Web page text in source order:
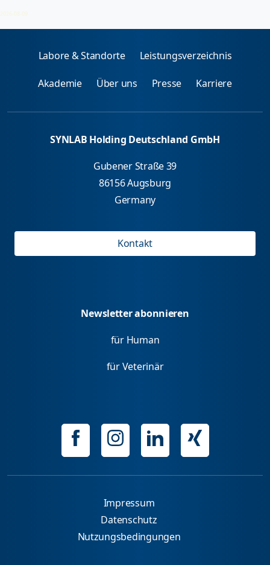
2026-08-09
Labore & Standorte Leistungsverzeichnis
Akademie Über uns Presse Karriere
SYNLAB Holding Deutschland GmbH
Gubener Straße 39
86156 Augsburg
Germany
Kontakt
Newsletter abonnieren
für Human
für Veterinär
Impressum
Datenschutz
Nutzungsbedingungen